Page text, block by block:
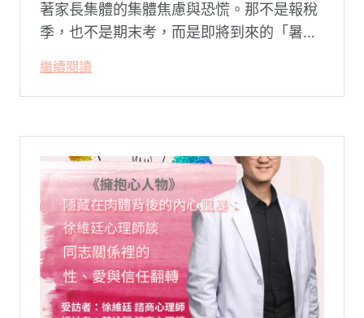
著家長集體的集體焦慮與恐慌。那不是報稅
季，也不是期末考，而是即將到來的「暑
家庭，原本由學校與安親班代勞的照顧責
任，瞬間全數倒回家庭系統之內。對許多父
繼續閱讀